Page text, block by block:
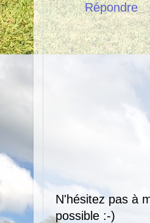
Répondre
N'hésitez pas à
possible :-)